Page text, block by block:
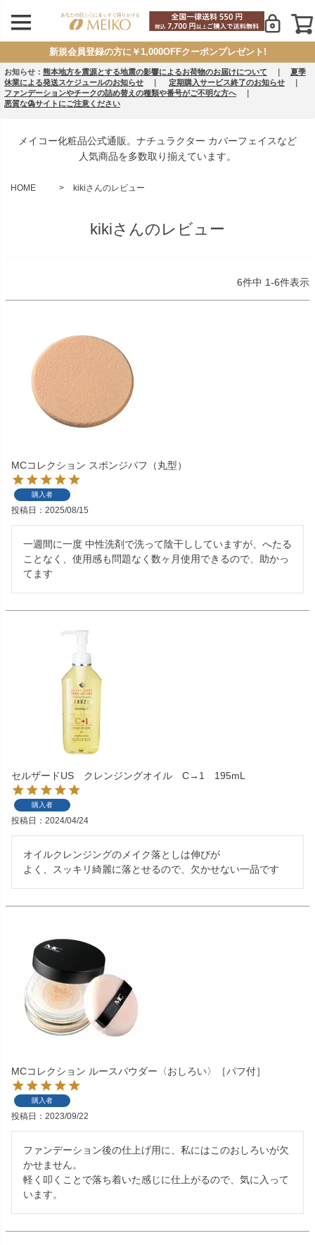
新規会員登録の方に￥1,000OFFクーポンプレゼント!
お知らせ： 熊本地方を震源とする地震の影響によるお荷物のお届けについて ｜ 夏季
休業による発送スケジュールのお知らせ ｜ 定期購入サービス終了のお知らせ ｜
ファンデーションやチークの詰め替えの種類や番号がご不明な方へ｜
悪質な偽サイトにご注意ください
メイコー化粧品公式通販。ナチュラクター カバーフェイスなど
人気商品を多数取り揃えています。
HOME kikiさんのレビュー
kikiさんのレビュー
6件中 1-6件表示
MCコレクション スポンジパフ（丸型）
購入者
投稿日 2025/08/15
一週間に一度 中性洗剤で洗って陰干ししていますが、へたる
ことなく、使用感も問題なく数ヶ月使用できるので、助かっ
てます
セルザードUS クレンジングオイル C→1 195mL
購入者
投稿日 2024/04/24
オイルクレンジングのメイク落としは伸びが
よく、スッキリ綺麗に落とせるので、欠かせない一品です
MCコレクション ルースパウダー〈おしろい〉［パフ付］
購入者
投稿日 2023/09/22
ファンデーション後の仕上げ用に、私にはこのおしろいが欠
かせません。
軽く叩くことで落ち着いた感じに仕上がるので、気に入って